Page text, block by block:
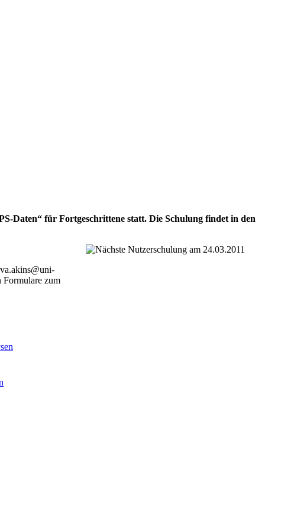
Daten“ für Fortgeschrittene statt. Die Schulung findet in den
Formulare zum